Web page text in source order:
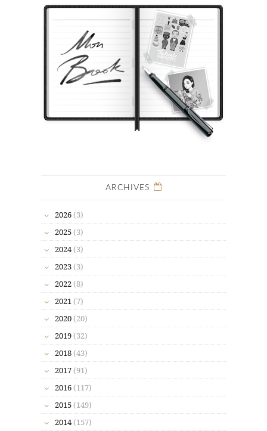
ARCHIVES
2026 (3)
2025 (3)
2024 (3)
2023 (3)
2022 (8)
2021 (7)
2020 (20)
2019 (32)
2018 (43)
2017 (91)
2016 (117)
2015 (149)
2014 (157)